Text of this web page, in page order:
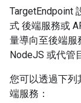
TargetEndpoint
式 後端服務或
量導向至後端服
NodeJS 或代管
您可以透過下列
端服務：